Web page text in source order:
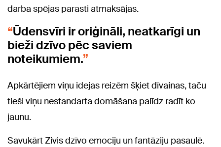
darba spējas parasti atmaksājas.
Ūdensvīri ir oriģināli, neatkarīgi un
bieži dzīvo pēc saviem
noteikumiem.
Apkārtējiem viņu idejas reizēm šķiet dīvainas, taču
tieši viņu nestandarta domāšana palīdz radīt ko
jaunu.
Savukārt Zivis dzīvo emociju un fantāziju pasaulē.